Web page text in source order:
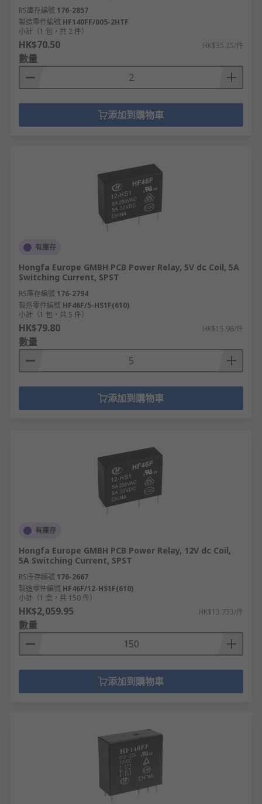
RS庫存編號 176-2857
製造零件編號 HF140FF/005-2HTF
小計（1 包，共 2 件）
HK$70.50 HK$35.25/件
數量
添加到購物車
有庫存
Hongfa Europe GMBH PCB Power Relay, 5V dc Coil, 5A
Switching Current, SPST
RS庫存編號 176-2794
製造零件編號 HF46F/5-HS1F(610)
小計（1 包，共 5 件）
HK$79.80 HK$15.96/件
數量
添加到購物車
有庫存
Hongfa Europe GMBH PCB Power Relay, 12V dc Coil,
5A Switching Current, SPST
RS庫存編號 176-2667
製造零件編號 HF46F/12-HS1F(610)
小計（1 盒，共 150 件）
HK$2,059.95 HK$13.733/件
數量
添加到購物車